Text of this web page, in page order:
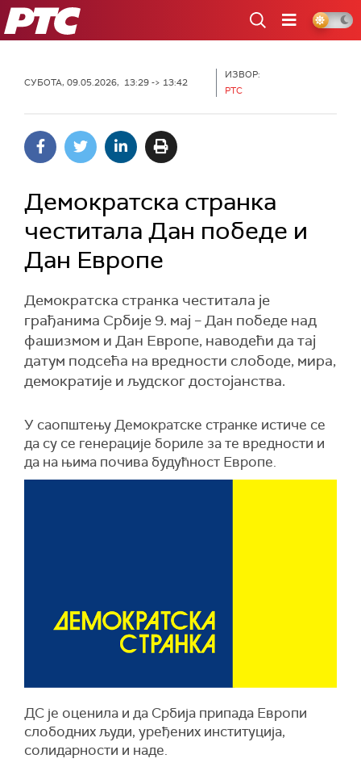
РТС
СУБОТА, 09.05.2026, 13:29 -> 13:42
ИЗВОР:
РТС
Демократска странка
честитала Дан победе и
Дан Европе
Демократска странка честитала је
грађанима Србије 9. мај – Дан победе над
фашизмом и Дан Европе, наводећи да тај
датум подсећа на вредности слободе, мира,
демократије и људског достојанства.
У саопштењу Демократске странке истиче се
да су се генерације бориле за те вредности и
да на њима почива будућност Европе.
ДС је оценила и да Србија припада Европи
слободних људи, уређених институција,
солидарности и наде.